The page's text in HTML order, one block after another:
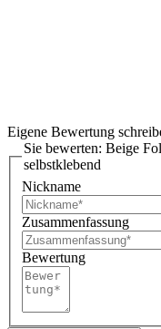
Eigene Bewertung
Sie bewerten: Beige
selbstklebend
Nickname
Zusammenfassung
Bewertung